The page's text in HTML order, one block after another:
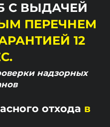
С ВЫДАЧЕЙ
ПЕРЕЧНЕМ
12
надзорных
отхода в